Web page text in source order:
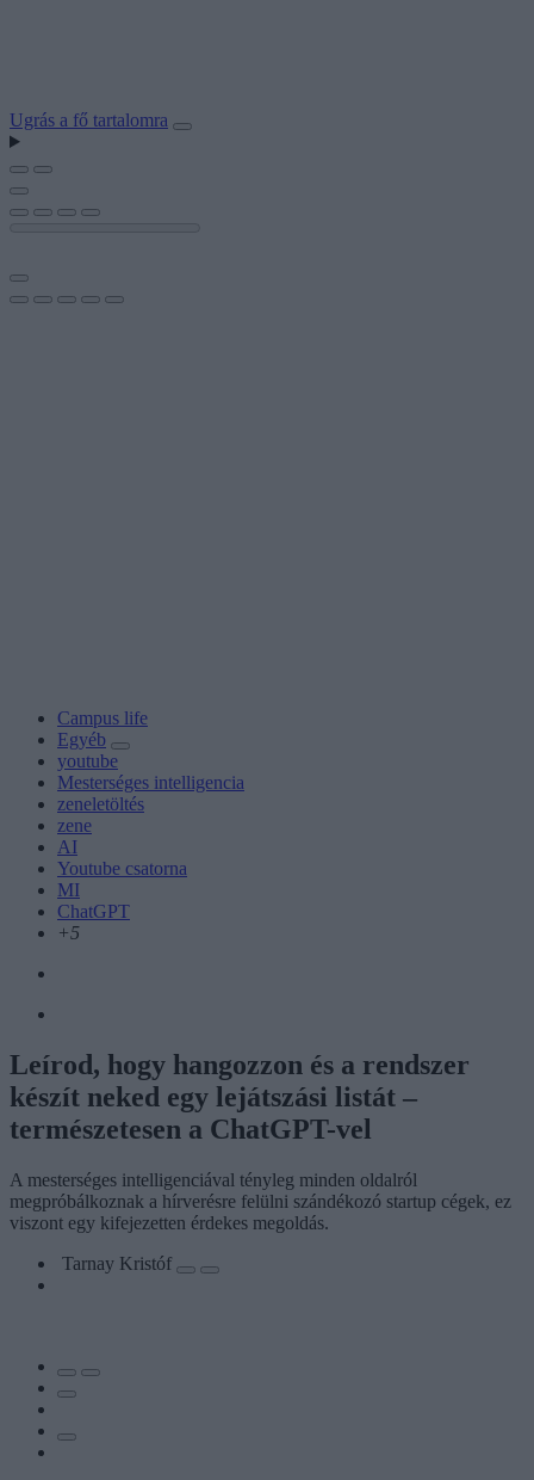
Ugrás a fő tartalomra
Campus life
Egyéb
youtube
Mesterséges intelligencia
zeneletöltés
zene
AI
Youtube csatorna
MI
ChatGPT
+5
Leírod, hogy hangozzon és a rendszer
készít neked egy lejátszási listát –
természetesen a ChatGPT-vel
A mesterséges intelligenciával tényleg minden oldalról
megpróbálkoznak a hírverésre felülni szándékozó startup cégek, ez
viszont egy kifejezetten érdekes megoldás.
Tarnay Kristóf